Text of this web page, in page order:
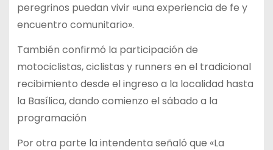
peregrinos puedan vivir «una experiencia de fe y
encuentro comunitario».
También confirmó la participación de
motociclistas, ciclistas y runners en el tradicional
recibimiento desde el ingreso a la localidad hasta
la Basílica, dando comienzo el sábado a la
programación
Por otra parte la intendenta señaló que «La